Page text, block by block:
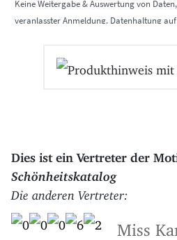
Dies ist ein Vertreter der
Schönheitskatalog
Die anderen Vertreter:
Miss